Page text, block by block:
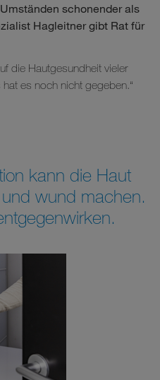
schonender als
Hagleitner gibt Rat für
die Hautgesundheit vieler
es noch nicht gegeben.“
kann die Haut
wund machen.